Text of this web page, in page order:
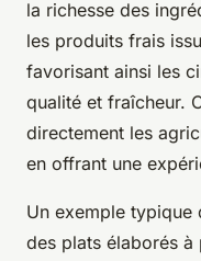
la richesse des
les produits frais
favorisant ainsi les
qualité et fraîcheur.
directement les
en offrant une
Un exemple
des plats élaborés à